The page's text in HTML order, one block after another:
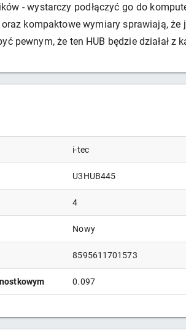
- wystarczy podłączyć go do
kompaktowe wymiary sprawiają,
pewnym, że ten HUB będzie działał z
i-tec
U3HUB445
4
Nowy
8595611701573
0.097